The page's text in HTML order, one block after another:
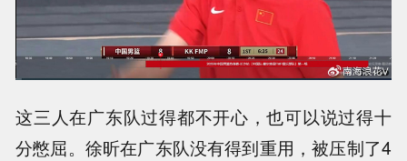
这三人在广东队过得都不开心，也可以说过得十
分憋屈。徐昕在广东队没有得到重用，被压制了4